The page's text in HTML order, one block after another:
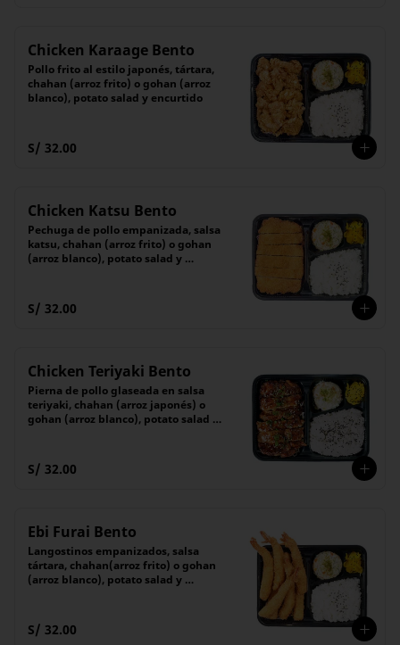
Chicken Karaage Bento
Pollo frito al estilo japonés, tártara,
chahan (arroz frito) o gohan (arroz
blanco), potato salad y encurtido
S/ 32.00
Chicken Katsu Bento
Pechuga de pollo empanizada, salsa
katsu, chahan (arroz frito) o gohan
(arroz blanco), potato salad y
S/ 32.00
Chicken Teriyaki Bento
Pierna de pollo glaseada en salsa
teriyaki, chahan (arroz japonés) o
gohan (arroz blanco), potato salad y
S/ 32.00
Ebi Furai Bento
Langostinos empanizados, salsa
tártara, chahan(arroz frito) o gohan
(arroz blanco), potato salad y
S/ 32.00